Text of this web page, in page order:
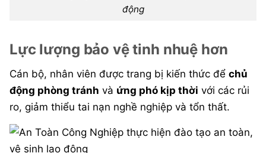
động
Lực lượng bảo vệ tinh nhuệ hơn
Cán bộ, nhân viên được trang bị kiến thức để chủ
động phòng tránh và ứng phó kịp thời với các rủi
ro, giảm thiểu tai nạn nghề nghiệp và tổn thất.